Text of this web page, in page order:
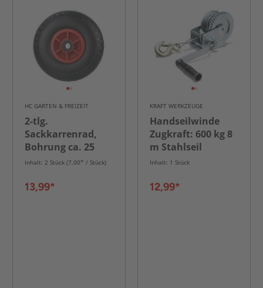
HC GARTEN & FREIZEIT
2-tlg.
Sackkarrenrad,
Bohrung ca. 25
mm - Rot/Schwarz
Inhalt: 2 Stück (7,00* / Stück)
13,99*
KRAFT WERKZEUGE
Handseilwinde
Zugkraft: 600 kg 8
m Stahlseil
Inhalt: 1 Stück
12,99*